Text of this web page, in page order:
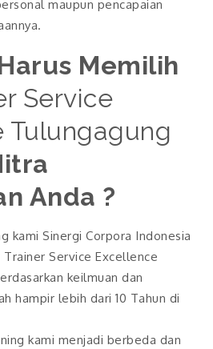
maupun pencapaian
Memilih
Service
Tulungagung
Anda ?
kami Sinergi Corpora Indonesia
Trainer Service Excellence
keilmuan dan
hampir lebih dari 10 Tahun di
kami menjadi berbeda dan